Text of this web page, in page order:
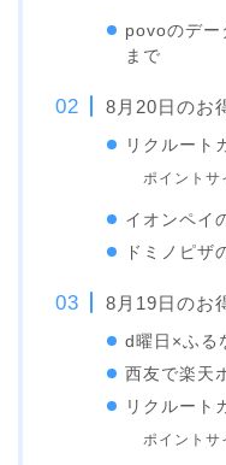
povoのデー
まで
8月20日のお
リクルート
ポイントサ
イオンペイ
ドミノピザ
8月19日のお
d曜日×ふる
西友で楽天
リクルート
ポイントサ